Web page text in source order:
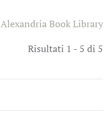
Alexandria Book Library
Risultati 1 - 5 di 5